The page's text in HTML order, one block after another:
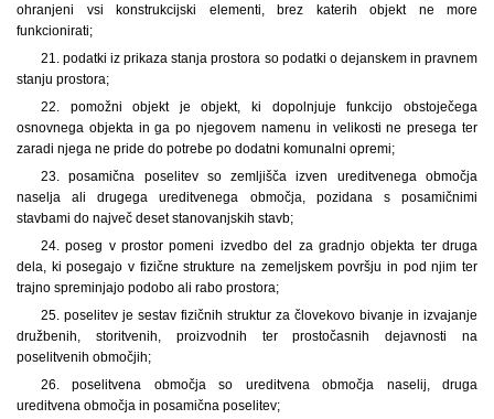
ohranjeni vsi konstrukcijski elementi, brez katerih objekt ne more
funkcionirati;
21. podatki iz prikaza stanja prostora so podatki o dejanskem in pravnem
stanju prostora;
22. pomožni objekt je objekt, ki dopolnjuje funkcijo obstoječega
osnovnega objekta in ga po njegovem namenu in velikosti ne presega ter
zaradi njega ne pride do potrebe po dodatni komunalni opremi;
23. posamična poselitev so zemljišča izven ureditvenega območja
naselja ali drugega ureditvenega območja, pozidana s posamičnimi
stavbami do največ deset stanovanjskih stavb;
24. poseg v prostor pomeni izvedbo del za gradnjo objekta ter druga
dela, ki posegajo v fizične strukture na zemeljskem površju in pod njim ter
trajno spreminjajo podobo ali rabo prostora;
25. poselitev je sestav fizičnih struktur za človekovo bivanje in izvajanje
družbenih, storitvenih, proizvodnih ter prostočasnih dejavnosti na
poselitvenih območjih;
26. poselitvena območja so ureditvena območja naselij, druga
ureditvena območja in posamična poselitev;